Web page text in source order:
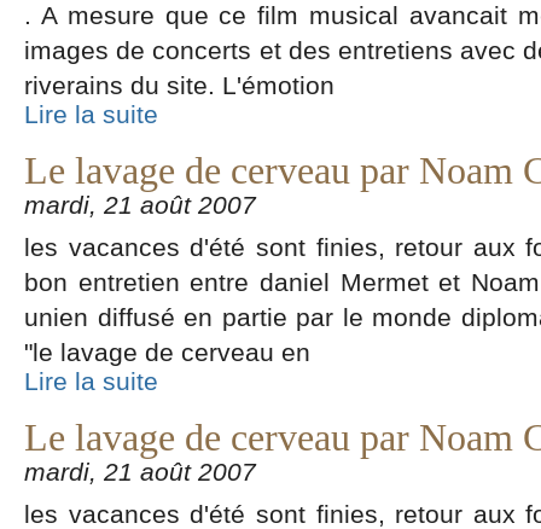
. A mesure que ce film musical avancait
images de concerts et des entretiens avec
riverains du site. L'émotion
Lire la suite
Le lavage de cerveau par Noam
mardi, 21 août 2007
les vacances d'été sont finies, retour aux
bon entretien entre daniel Mermet et
unien diffusé en partie par le monde
"le lavage de cerveau en
Lire la suite
Le lavage de cerveau par Noam
mardi, 21 août 2007
les vacances d'été sont finies, retour aux